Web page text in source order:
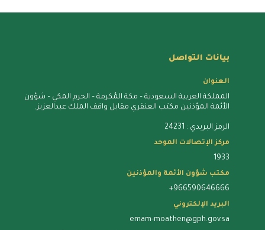
بيانات التواصل
العنوان
المملكة العربية السعودية – مكة المُكرمة – الحرم المكي – شؤون
الأئمة المؤذنين مكتب العنقري مقابل واقف الملك عبدالعزيز.
الرمز البريدي : 24231
مركز الإتصالات الموحد
1933
مكتب شؤون الأئمة والمؤذنين
+966590646666
البريد الإلكتروني
emam-moathen@gph.gov.sa